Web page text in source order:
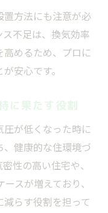
の正しい対応策
時のチェック
ーの汚れ・詰ま
トラブルの回避
性をアップ
交換のメリット
置方法にも注意が必
不足は、換気効率
めるため、プロに
安心です。
に果たす役割
が低くなった時に
健康的な住環境づ
性の高い住宅や、
スが増えており、
らす役割を担って